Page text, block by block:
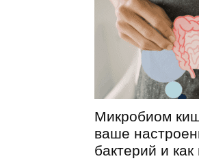
Микробиом
ваше
бактерий и как